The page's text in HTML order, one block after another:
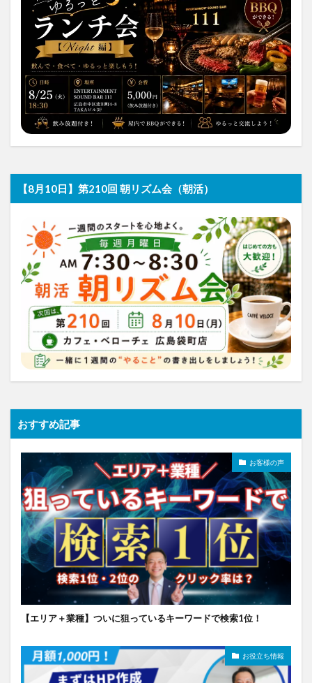
【8月10日】第210回 朝リズム会（朝活）
おすすめ記事
お客様の声
【エリア＋業種】ついに狙っているキーワードで検索1位！
お役立ち情報